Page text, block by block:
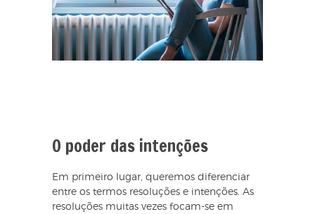
O poder das intenções
Em primeiro lugar, queremos diferenciar
entre os termos resoluções e intenções. As
resoluções muitas vezes focam-se em